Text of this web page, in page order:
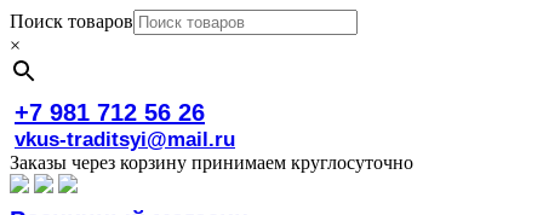
Поиск товаров
×
+7 981 712 56 26
vkus-traditsyi@mail.ru
Заказы через корзину принимаем круглосуточно